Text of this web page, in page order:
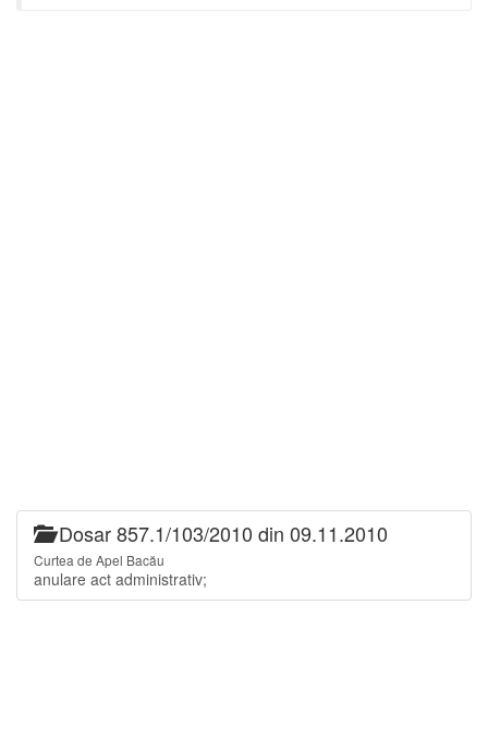
Dosar 857.1/103/2010 din 09.11.2010
Curtea de Apel Bacău
anulare act administrativ;